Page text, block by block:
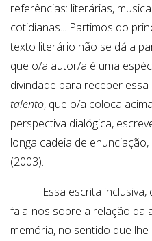
referências: literárias,
cotidianas... Partimos do
texto literário não se dá a
que o/a autor/a é uma
divindade para receber
talento, que o/a coloca
perspectiva dialógica,
longa cadeia de
(2003).
Essa escrita
fala-nos sobre a relação da
memória, no sentido que